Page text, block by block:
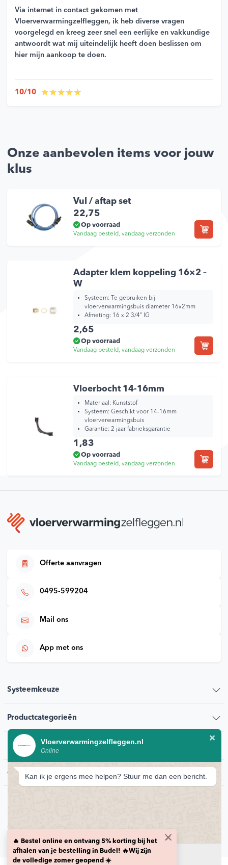
Via internet in contact gekomen met
Vloerverwarmingzelfleggen, ik heb diverse vragen
voorgelegd en kreeg zeer snel een eerlijke en vakkundige
antwoordt wat mij uiteindelijk heeft doen beslissen om
hier mijn aankoop te doen.
10/10
Onze aanbevolen items voor jouw
klus
Vul / aftap set
22,75
Op voorraad
Vandaag besteld, vandaag verzonden
Adapter klem koppeling 16×2 –
W
Systeem: Te gebruiken bij
vloerverwarmingsbuis diameter 16x2mm
Afmeting: 16 x 2 3/4” IG
2,65
Op voorraad
Vandaag besteld, vandaag verzonden
Vloerbocht 14-16mm
Materiaal: Kunststof
Systeem: Geschikt voor 14-16mm
vloerverwarmingsbuis
Garantie: 2 jaar fabrieksgarantie
1,83
Op voorraad
Vandaag besteld, vandaag verzonden
Offerte aanvragen
0495-599204
Mail ons
App met ons
Systeemkeuze
Productcategorieën
Klantenservice
Contact
© 2026 Vloerverwarmingzelfleggen.nl
Privacybeleid
Retour voorwaarden
Levering en transport voorwaarden
🔥 Bestel online en ontvang 5% korting bij het
afhalen van je bestelling in Budel! 🔥Wij zijn
de volledige zomer geopend ☀️
Vloerverwarmingzelfleggen.nl
Online
Kan ik je ergens mee helpen? Stuur me dan een bericht.
Chat starten